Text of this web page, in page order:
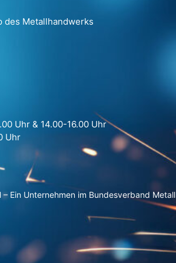
des Metallhandwerks
Uhr & 14.00-16.00 Uhr
Ein Unternehmen im Bundesverband Metall